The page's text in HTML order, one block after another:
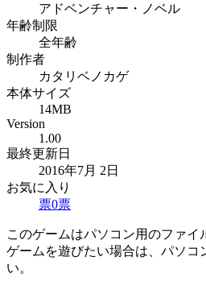
アドベンチャー・ノベル
年齢制限
全年齢
制作者
カタリベノカゲ
本体サイズ
14MB
Version
1.00
最終更新日
2016年7月 2日
お気に入り
票0票
このゲームはパソコン用のファイ
ゲームを遊びたい場合は、パソコ
い。